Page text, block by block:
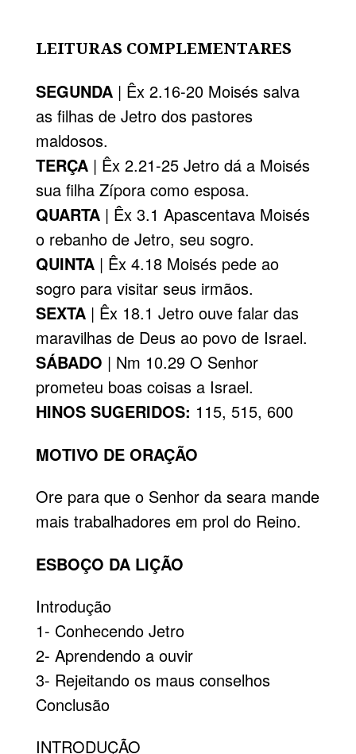
LEITURAS COMPLEMENTARES
SEGUNDA | Êx 2.16-20 Moisés salva
as filhas de Jetro dos pastores
maldosos.
TERÇA | Êx 2.21-25 Jetro dá a Moisés
sua filha Zípora como esposa.
QUARTA | Êx 3.1 Apascentava Moisés
o rebanho de Jetro, seu sogro.
QUINTA | Êx 4.18 Moisés pede ao
sogro para visitar seus irmãos.
SEXTA | Êx 18.1 Jetro ouve falar das
maravilhas de Deus ao povo de Israel.
SÁBADO | Nm 10.29 O Senhor
prometeu boas coisas a Israel.
HINOS SUGERIDOS: 115, 515, 600
MOTIVO DE ORAÇÃO
Ore para que o Senhor da seara mande
mais trabalhadores em prol do Reino.
ESBOÇO DA LIÇÃO
Introdução
1- Conhecendo Jetro
2- Aprendendo a ouvir
3- Rejeitando os maus conselhos
Conclusão
INTRODUÇÃO